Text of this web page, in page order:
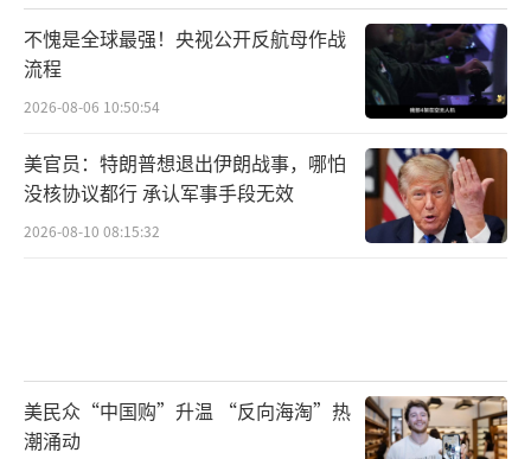
不愧是全球最强！央视公开反航母作战
流程
2026-08-06 10:50:54
美官员：特朗普想退出伊朗战事，哪怕
没核协议都行 承认军事手段无效
2026-08-10 08:15:32
美民众“中国购”升温 “反向海淘”热
潮涌动